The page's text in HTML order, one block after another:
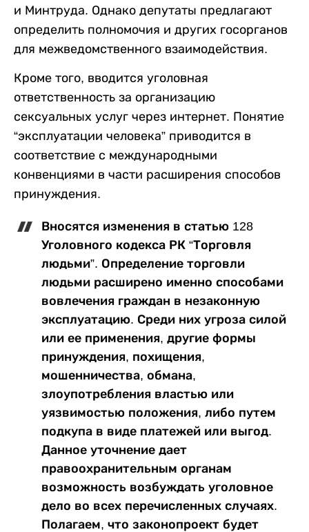
и Минтруда. Однако депутаты предлагают
определить полномочия и других госорганов
для межведомственного взаимодействия.
Кроме того, вводится уголовная
ответственность за организацию
сексуальных услуг через интернет. Понятие
“эксплуатации человека” приводится в
соответствие с международными
конвенциями в части расширения способов
принуждения.
Вносятся изменения в статью 128
Уголовного кодекса РК “Торговля
людьми”. Определение торговли
людьми расширено именно способами
вовлечения граждан в незаконную
эксплуатацию. Среди них угроза силой
или ее применения, другие формы
принуждения, похищения,
мошенничества, обмана,
злоупотребления властью или
уязвимостью положения, либо путем
подкупа в виде платежей или выгод.
Данное уточнение дает
правоохранительным органам
возможность возбуждать уголовное
дело во всех перечисленных случаях.
Полагаем, что законопроект будет